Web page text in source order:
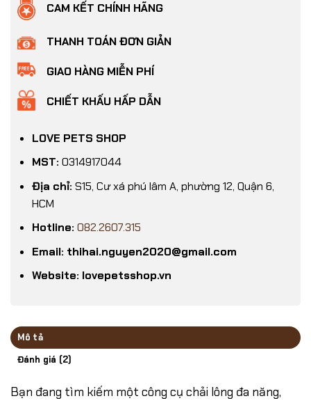
CAM KẾT CHÍNH HÃNG
THANH TOÁN ĐƠN GIẢN
GIAO HÀNG MIỄN PHÍ
CHIẾT KHẤU HẤP DẪN
LOVE PETS SHOP
MST: 0314917044
Địa chỉ: S15, Cư xá phú lâm A, phường 12, Quận 6,
HCM
Hotline: 082.2607.315
Email: thihai.nguyen2020@gmail.com
Website: lovepetsshop.vn
Mô tả
Đánh giá (2)
Bạn đang tìm kiếm một công cụ chải lông đa năng,